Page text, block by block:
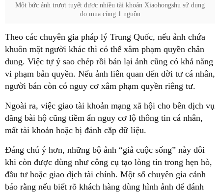
Một bức ảnh trượt tuyết được nhiều tài khoản Xiaohongshu sử dụng
do mua cùng 1 nguồn
Theo các chuyên gia pháp lý Trung Quốc, nếu ảnh chứa
khuôn mặt người khác thì có thể xâm phạm quyền chân
dung. Việc tự ý sao chép rồi bán lại ảnh cũng có khả năng
vi phạm bản quyền. Nếu ảnh liên quan đến đời tư cá nhân,
người bán còn có nguy cơ xâm phạm quyền riêng tư.
Ngoài ra, việc giao tài khoản mạng xã hội cho bên dịch vụ
đăng bài hộ cũng tiềm ẩn nguy cơ lộ thông tin cá nhân,
mất tài khoản hoặc bị đánh cắp dữ liệu.
Đáng chú ý hơn, những bộ ảnh “giả cuộc sống” này đôi
khi còn được dùng như công cụ tạo lòng tin trong hẹn hò,
đầu tư hoặc giao dịch tài chính. Một số chuyên gia cảnh
báo rằng nếu biết rõ khách hàng dùng hình ảnh để đánh